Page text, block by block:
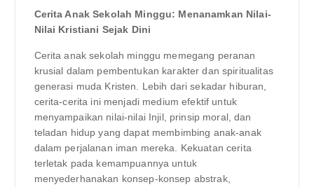
Cerita Anak Sekolah Minggu: Menanamkan Nilai-
Nilai Kristiani Sejak Dini
Cerita anak sekolah minggu memegang peranan
krusial dalam pembentukan karakter dan spiritualitas
generasi muda Kristen. Lebih dari sekadar hiburan,
cerita-cerita ini menjadi medium efektif untuk
menyampaikan nilai-nilai Injil, prinsip moral, dan
teladan hidup yang dapat membimbing anak-anak
dalam perjalanan iman mereka. Kekuatan cerita
terletak pada kemampuannya untuk
menyederhanakan konsep-konsep abstrak,